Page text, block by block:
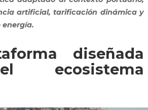
artificial, tarificación dinámica y
diseñada
ecosistema